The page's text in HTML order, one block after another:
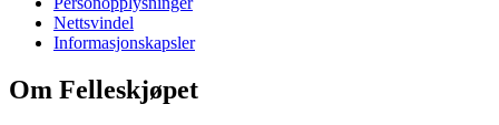
Nettsvindel
Informasjonskapsler
Om Felleskjøpet